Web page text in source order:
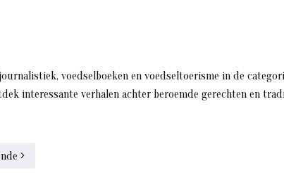
voedselboeken en voedseltoerisme in de
interessante verhalen achter beroemde gerechten en